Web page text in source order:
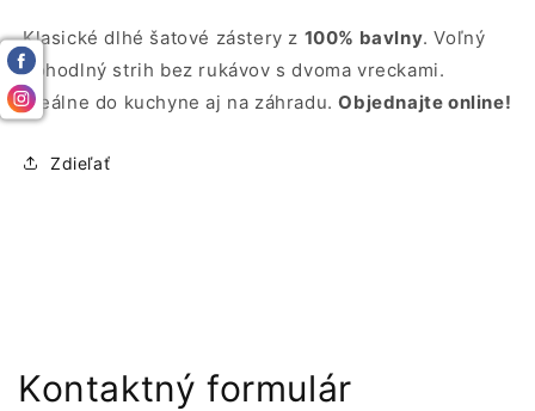
Klasické dlhé šatové zástery z 100% bavlny. Voľný
pohodlný strih bez rukávov s dvoma vreckami.
Ideálne do kuchyne aj na záhradu.Objednajte online!
Zdieľať
Kontaktný formulár